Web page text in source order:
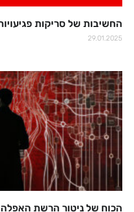
החשיבות של סריקות
29.01.2025
הכוח של ניטור הרשת